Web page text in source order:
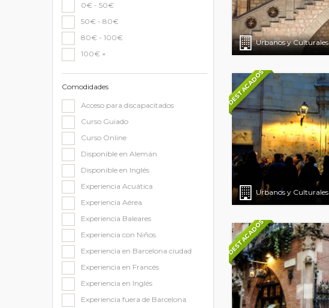
0€ - 50€
50€ - 80€
80€ - 100€
100€ +
Comodidades
Acceso para discapacitados
Curso Guiado
Curso Online
Disponible en Alemán
Disponible en Inglés
Experiencia Acuática
Experiencia Aérea
Experiencia Baleares
Experiencia con Niños
Experiencia en Barcelona ciudad
Experiencia en Francés
Experiencia en Inglés
Experiencia fuera de Barcelona
Urbanos y Culturales
DESTACADOS
Urbanos y Culturales
DESTACADOS